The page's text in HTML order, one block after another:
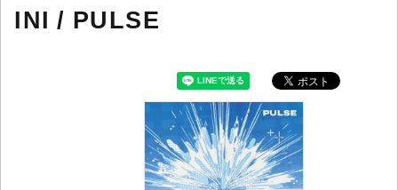
INI / PULSE